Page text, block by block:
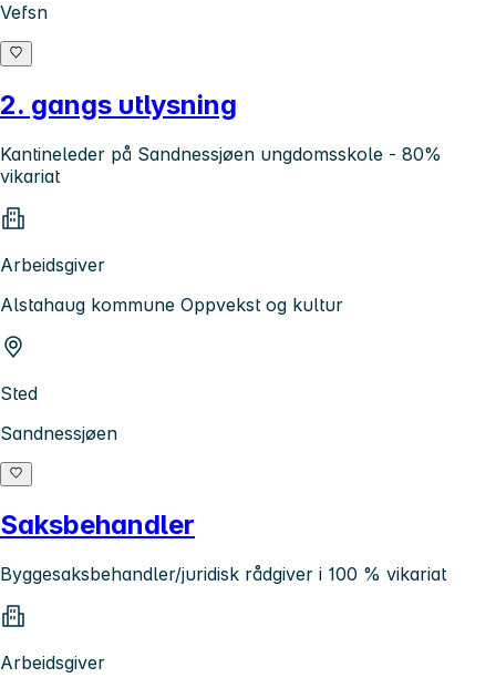
Vefsn
2. gangs utlysning
Kantineleder på Sandnessjøen ungdomsskole - 80%
vikariat
Arbeidsgiver
Alstahaug kommune Oppvekst og kultur
Sted
Sandnessjøen
Saksbehandler
Byggesaksbehandler/juridisk rådgiver i 100 % vikariat
Arbeidsgiver